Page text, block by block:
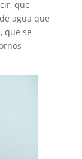
que
agua que
que se